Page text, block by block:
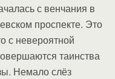
с венчания в
проспекте. Это
с невероятной
таинства
Немало слёз